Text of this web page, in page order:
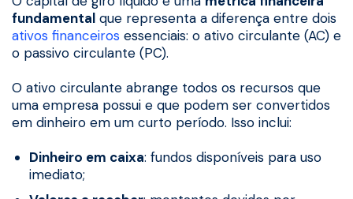
fundamental que representa a diferença entre dois
ativos financeiros essenciais: o ativo circulante (AC) e
o passivo circulante (PC).
O ativo circulante abrange todos os recursos que
uma empresa possui e que podem ser convertidos
em dinheiro em um curto período. Isso inclui:
Dinheiro em caixa: fundos disponíveis para uso
imediato;